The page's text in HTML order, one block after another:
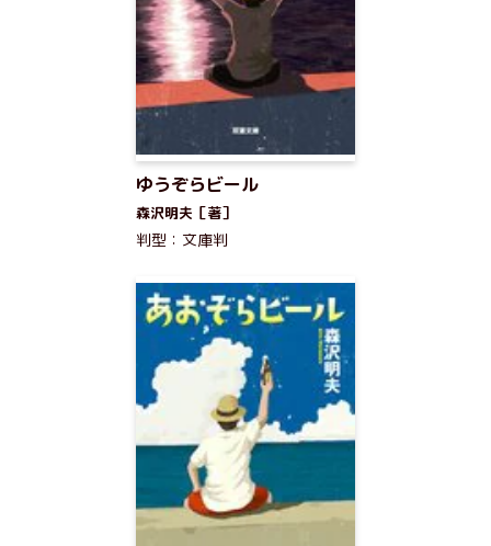
ゆうぞらビール
森沢明夫［著］
判型：文庫判